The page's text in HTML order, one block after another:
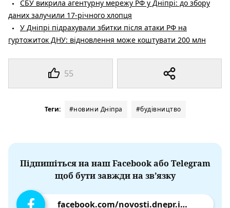
55
СБУ викрила агентурну мережу РФ у Дніпрі: до збору
даних залучили 17-річного хлопця
У Дніпрі підрахували збитки після атаки РФ на
гуртожиток ДНУ: відновлення може коштувати 200 млн
Теги: #новини Дніпра #будівництво
Підпишіться на наш Facebook або Telegram
щоб бути завжди на зв’язку
facebook.com/novosti.dnepr.info